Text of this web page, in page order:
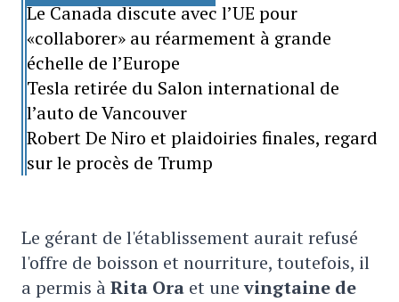
Le Canada discute avec l’UE pour
«collaborer» au réarmement à grande
échelle de l’Europe
Tesla retirée du Salon international de
l’auto de Vancouver
Robert De Niro et plaidoiries finales, regard
sur le procès de Trump
Le gérant de l'établissement aurait refusé
l'offre de boisson et nourriture, toutefois, il
a permis àRita Ora et unevingtaine de